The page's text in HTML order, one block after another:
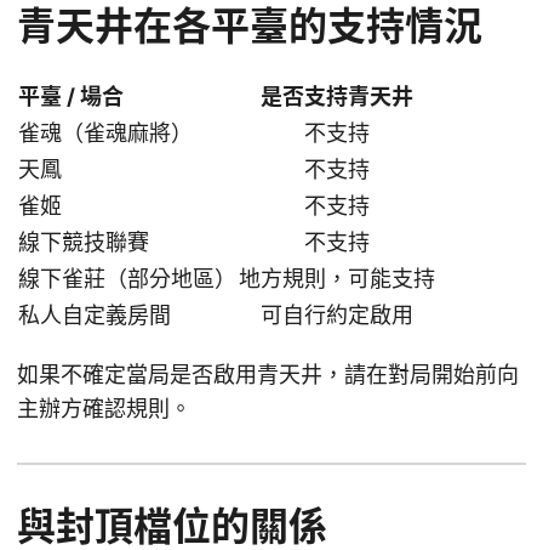
青天井在各平臺的支持情況
平臺 / 場合
是否支持青天井
雀魂（雀魂麻將）
不支持
天鳳
不支持
雀姬
不支持
線下競技聯賽
不支持
線下雀莊（部分地區） 地方規則，可能支持
私人自定義房間
可自行約定啟用
如果不確定當局是否啟用青天井，請在對局開始前向
主辦方確認規則。
與封頂檔位的關係